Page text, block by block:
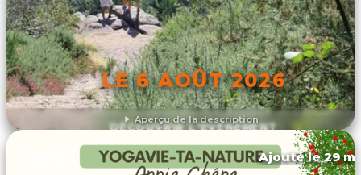
Aperçu de la description
LE 6 AOÛT 2026
DÉCOUVRIR L'ÉVÉNEMENT
Ajouté le 29